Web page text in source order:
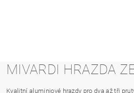
MIVARDI HRAZDA
Kvalitní aluminiové hrazdy pro dva až tři